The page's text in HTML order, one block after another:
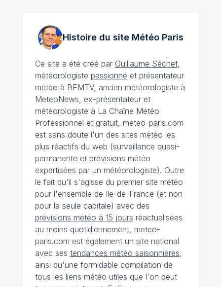
Histoire du site MétéoParis
Ce site a été créé par Guillaume Séchet,
météorologiste passionné et présentateur
météo à BFMTV, ancien météorologiste à
MeteoNews, ex-présentateur et
météorologiste à La Chaîne Météo
Professionnel et gratuit, meteo-paris.com
est sans doute l'un des sites météo les
plus réactifs du web (surveillance quasi-
permanente et prévisions météo
expertisées par un météorologiste). Outre
le fait qu'il s'agisse du premier site météo
pour l'ensemble de Ile-de-France (et non
pour la seule capitale) avec des
prévisions météo à 15 jours réactualisées
au moins quotidiennement, meteo-
paris.com est également un site national
avec ses tendances météo saisonnières
ainsi qu'une formidable compilation de
tous les liens météo utiles que l'on peut